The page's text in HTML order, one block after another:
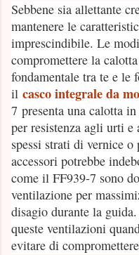
Sebbene sia allettante
mantenere le
imprescindibile. Le
compromettere la
fondamentale tra te e le
il casco integrale da
7 presenta una calotta
per resistenza agli urti
spessi strati di vernice
accessori potrebbe
come il FF939-7 sono
ventilazione per
disagio durante la
queste ventilazioni
evitare di